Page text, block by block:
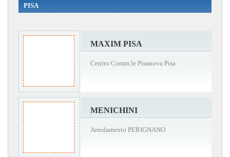
PISA
MAXIM PISA
Centro Comm.le Pisanova Pisa
MENICHINI
Arredamento PERIGNANO